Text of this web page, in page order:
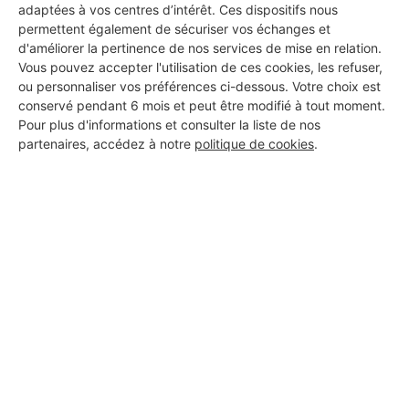
adaptées à vos centres d’intérêt. Ces dispositifs nous
permettent également de sécuriser vos échanges et
d'améliorer la pertinence de nos services de mise en relation.
Vous pouvez accepter l'utilisation de ces cookies, les refuser,
ou personnaliser vos préférences ci-dessous. Votre choix est
conservé pendant 6 mois et peut être modifié à tout moment.
Pour plus d'informations et consulter la liste de nos
partenaires, accédez à notre politique de cookies.
DEMANDER UN DEVIS